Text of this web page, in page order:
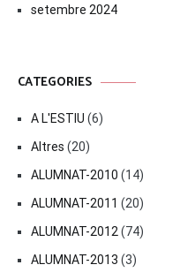
setembre 2024
CATEGORIES
A L'ESTIU (6)
Altres (20)
ALUMNAT-2010 (14)
ALUMNAT-2011 (20)
ALUMNAT-2012 (74)
ALUMNAT-2013 (3)